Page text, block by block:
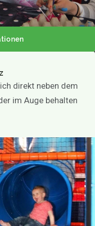
/ High Wine
direkt neben dem
im Auge behalten